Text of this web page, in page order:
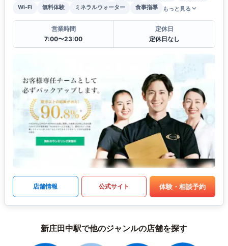
Wi-Fi
無料体験 ミネラルウォーター 食事指導 もっと見る
営業時間
7:00〜23:00
定休日
定休日なし
店舗情報 公式サイト 体験・相談予約
新庄田中駅で他のジャンルの店舗を探す